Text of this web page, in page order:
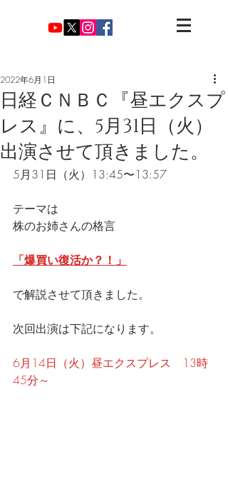
日経ＣＮＢＣ『昼エクスプ
レス』に、5月31日（火）
出演させて頂きました。
2022年6月1日
5月31日（火）13:45〜13:57
テーマは
株のお姉さんの格言
「爆買い復活か？！」
で解説させて頂きました。
次回出演は下記になります。
6月14日（火）昼エクスプレス　13時
45分～